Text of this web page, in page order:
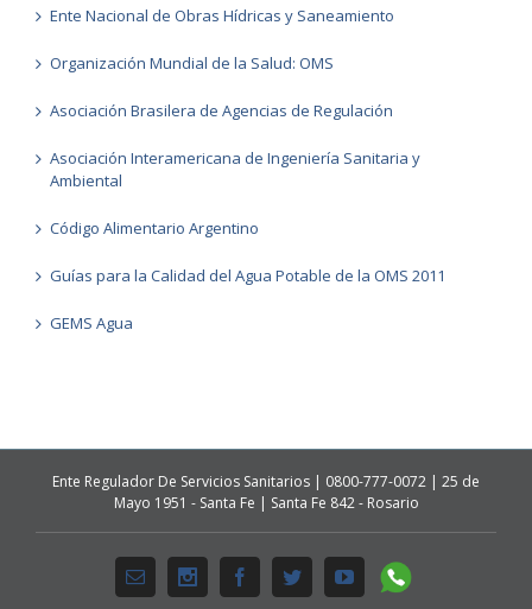
Ente Nacional de Obras Hídricas y Saneamiento
Organización Mundial de la Salud: OMS
Asociación Brasilera de Agencias de Regulación
Asociación Interamericana de Ingeniería Sanitaria y
Ambiental
Código Alimentario Argentino
Guías para la Calidad del Agua Potable de la OMS 2011
GEMS Agua
Ente Regulador De Servicios Sanitarios | 0800-777-0072 | 25 de
Mayo 1951 - Santa Fe | Santa Fe 842 - Rosario
Email InstagramFacebookTwitterYoutubeWhatsapp